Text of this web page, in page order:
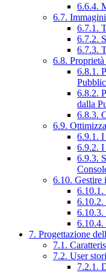
6.6.4.
6.7.
6.7.1.
6.7.2.
6.7.3.
6.8.
6.8.1.
6.8.2.
dalla
6.8.3.
6.9.
6.9.1. I
6.9.2. I
6.9.3.
6.10. Gestire
6.10.1.
6.10.2.
6.10.3.
6.10.4.
7. Progettazione
7.1.
7.2. User
7.2.1.